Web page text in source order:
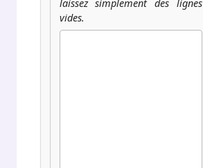
laissez simplement des lignes
vides.